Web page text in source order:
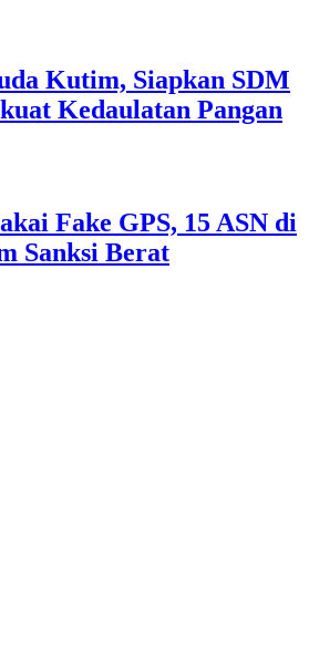
Kutim, Siapkan SDM
Kedaulatan Pangan
Fake GPS, 15 ASN di
Sanksi Berat